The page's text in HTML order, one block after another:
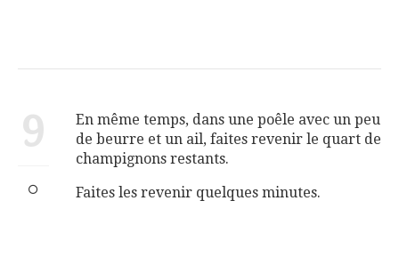
9
En même temps, dans une poêle avec un peu
de beurre et un ail, faites revenir le quart de
champignons restants.
Faites les revenir quelques minutes.